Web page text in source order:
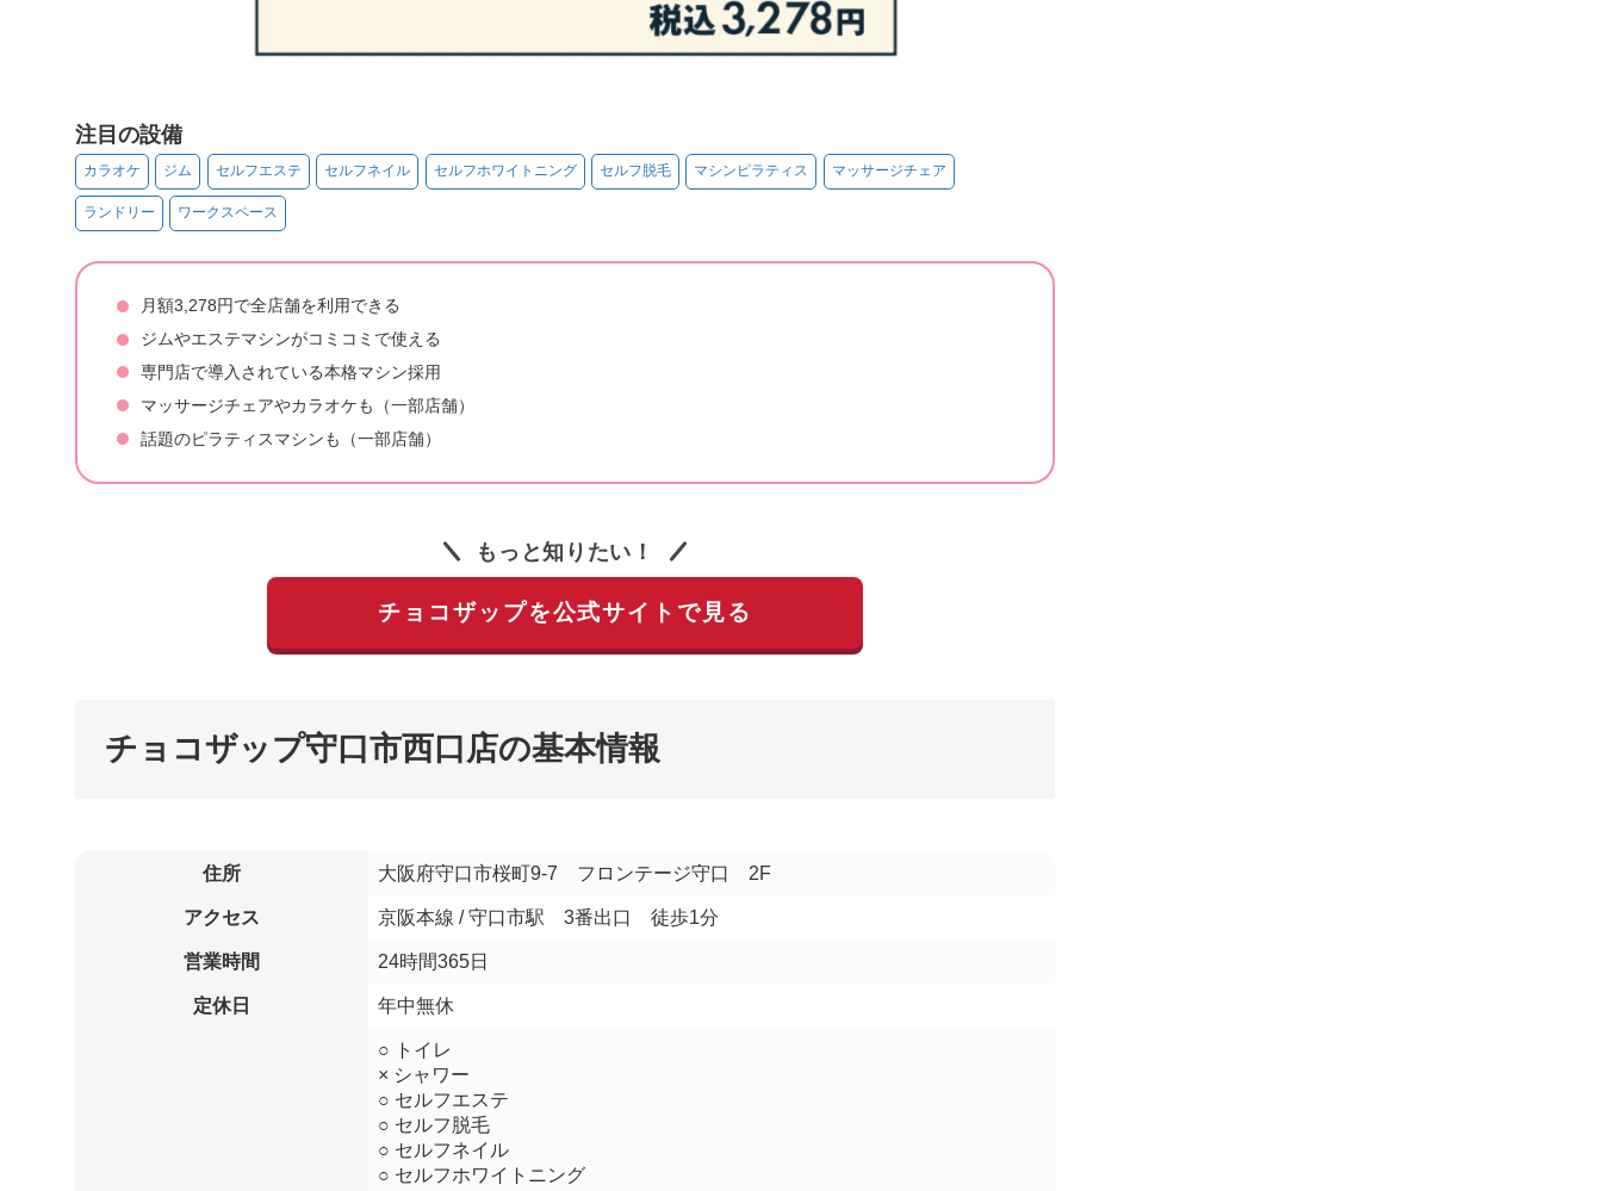
注目の設備
カラオケ ジム セルフエステ セルフネイル セルフホワイトニング セルフ脱毛 マシンピラティス マッサージチェア
ランドリー ワークスペース
月額3,278円で全店舗を利用できる
ジムやエステマシンがコミコミで使える
専門店で導入されている本格マシン採用
マッサージチェアやカラオケも（一部店舗）
話題のピラティスマシンも（一部店舗）
もっと知りたい！
チョコザップを公式サイトで見る
チョコザップ守口市西口店の基本情報
住所 大阪府守口市桜町9-7 フロンテージ守口 2F
アクセス 京阪本線 / 守口市駅 3番出口 徒歩1分
営業時間 24時間365日
定休日 年中無休
○ トイレ
× シャワー
○ セルフエステ
○ セルフ脱毛
○ セルフネイル
○ セルフホワイトニング